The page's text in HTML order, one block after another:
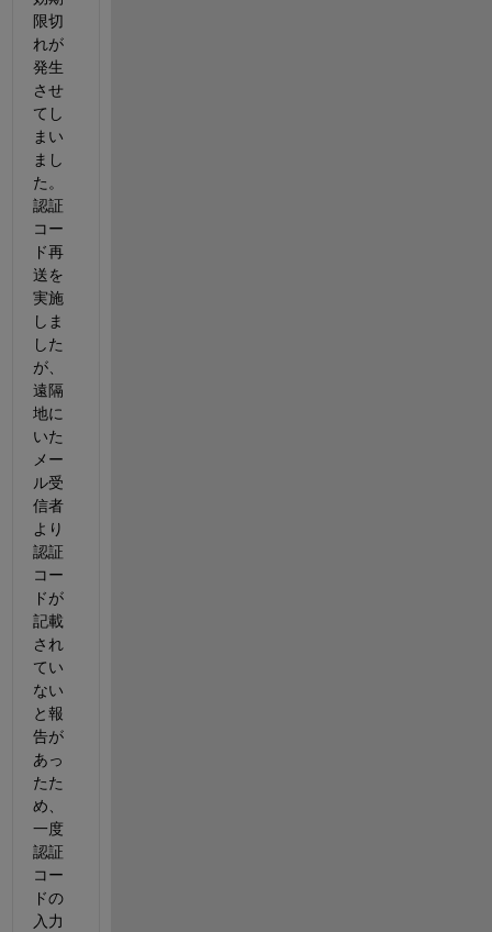
限切
れが
発生
させ
てし
まい
まし
た。
認証
コー
ド再
送を
実施
しま
した
が、
遠隔
地に
いた
メー
ル受
信者
より
認証
コー
ドが
記載
され
てい
ない
と報
告が
あっ
たた
め、
一度
認証
コー
ドの
入力